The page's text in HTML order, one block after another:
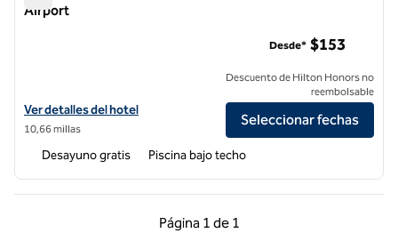
Airport
Ver detalles del hotel Embassy Suites by Hilton Irvine Orange
Ver detalles del hotel
10,66 millas
Desde* $153
Descuento de Hilton Honors no
reembolsable
Seleccionar fechas
Desayuno gratis Piscina bajo techo
Página 1 de 1
Página anterior, 1 de 1
Página 1 de 1